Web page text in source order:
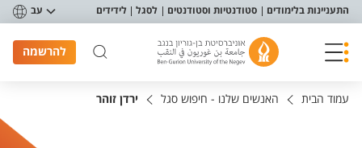
תפריט נגישות
התעניינות בלימודים סטודנטיות וסטודנטים לסגל לידידים עב
להרשמה
עמוד הבית האנשים שלנו - חיפוש סגל ירדן זוהר